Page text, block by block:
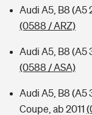
Audi A5, B8 (A5
(0588 / ARZ)
Audi A5, B8 (A5
(0588 / ASA)
Audi A5, B8 (A5
Coupe, ab 2011